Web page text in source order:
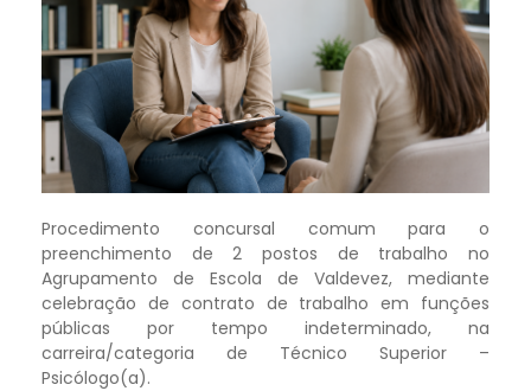
Procedimento concursal comum para o
preenchimento de 2 postos de trabalho no
Agrupamento de Escola de Valdevez, mediante
celebração de contrato de trabalho em funções
públicas por tempo indeterminado, na
carreira/categoria de Técnico Superior –
Psicólogo(a).